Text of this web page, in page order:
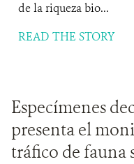
de la riqueza bio...
READ THE STORY
Especímenes​​
presenta el
tráfico de fauna